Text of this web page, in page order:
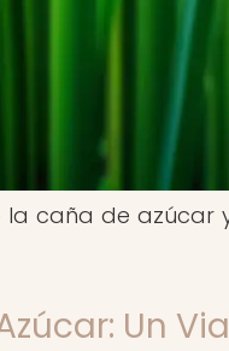
la caña de
Un